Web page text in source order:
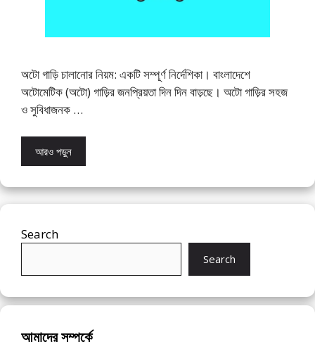
অটো গাড়ি চালানোর নিয়ম: একটি সম্পূর্ণ নির্দেশিকা। বাংলাদেশে
অটোমেটিক (অটো) গাড়ির জনপ্রিয়তা দিন দিন বাড়ছে। অটো গাড়ির সহজ
ও সুবিধাজনক …
আরও পড়ুন
Search
Search
আমাদের সম্পর্কে